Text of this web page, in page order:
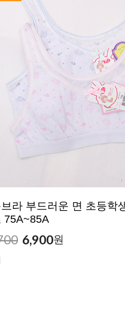
라 부드러운 면 초등학
75A~85A
6,900원